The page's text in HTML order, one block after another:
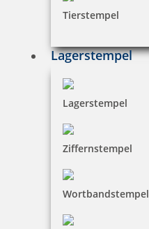
Tierstempel
Lagerstempel
Lagerstempel
Ziffernstempel
Wortbandstempel